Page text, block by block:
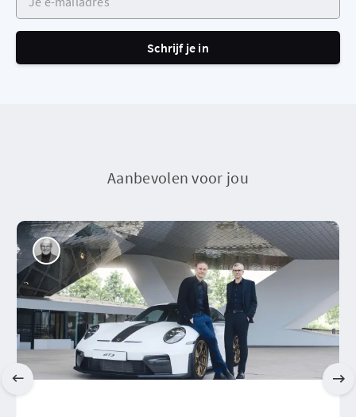
Schrijf je in
Aanbevolen voor jou